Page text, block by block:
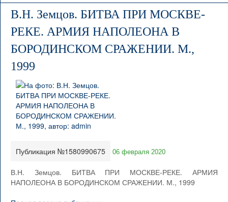
В.Н. Земцов. БИТВА ПРИ МОСКВЕ-
РЕКЕ. АРМИЯ НАПОЛЕОНА В
БОРОДИНСКОМ СРАЖЕНИИ. М.,
1999
Публикация №1580990675 06 февраля 2020
В.Н. Земцов. БИТВА ПРИ МОСКВЕ-РЕКЕ. АРМИЯ
НАПОЛЕОНА В БОРОДИНСКОМ СРАЖЕНИИ. М., 1999